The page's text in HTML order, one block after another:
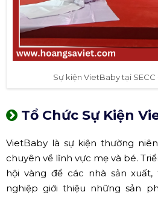
Sự kiện VietBaby tại SECC
Tổ Chức Sự Kiện
VietBaby là sự kiện thường
chuyên về lĩnh vực mẹ và bé.
hội vàng để các nhà sản
nghiệp giới thiệu những sản